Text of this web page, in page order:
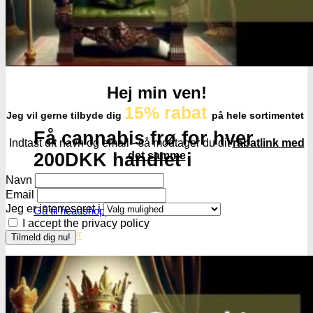
Få cannabis frø for hver
200DKK handlet i
Gå til headshoppen
Groudstyr
Groudstyr
Hej min ven!
Jeg vil gerne tilbyde dig 15% rabat på hele sortimentet
Indtast dit navn og email - så modtager du ditrabatlink med
det samme
Navn
Email
Jeg er interreseret i
I accept the privacy policy